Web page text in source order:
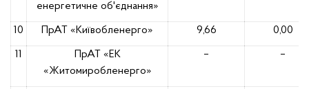
енергетичне об'єднання»
10 ПрАТ «Київобленерго» 9,66 0,00
11
ПрАТ «ЕК
«Житомиробленерго»
– –